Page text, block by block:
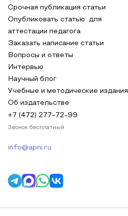
Срочная публикация статьи
Опубликовать статью для
аттестации педагога
Заказать написание статьи
Вопросы и ответы
Интервью
Научный блог
Учебные и методические издания
Об издательстве
+7 (472) 277-72-99
Звонок бесплатный
info@apni.ru